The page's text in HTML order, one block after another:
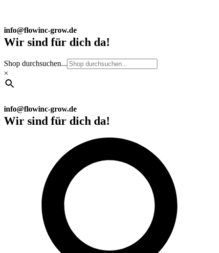
info@flowinc-grow.de
Wir sind für dich da!
Shop durchsuchen...
×
info@flowinc-grow.de
Wir sind für dich da!